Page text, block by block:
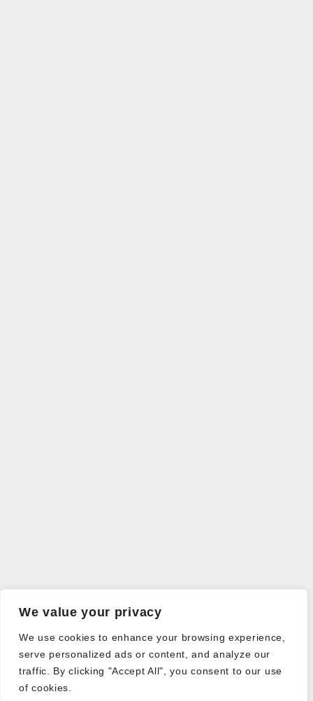
We value your privacy
We use cookies to enhance your browsing experience,
serve personalized ads or content, and analyze our
traffic. By clicking "Accept All", you consent to our use
of cookies.